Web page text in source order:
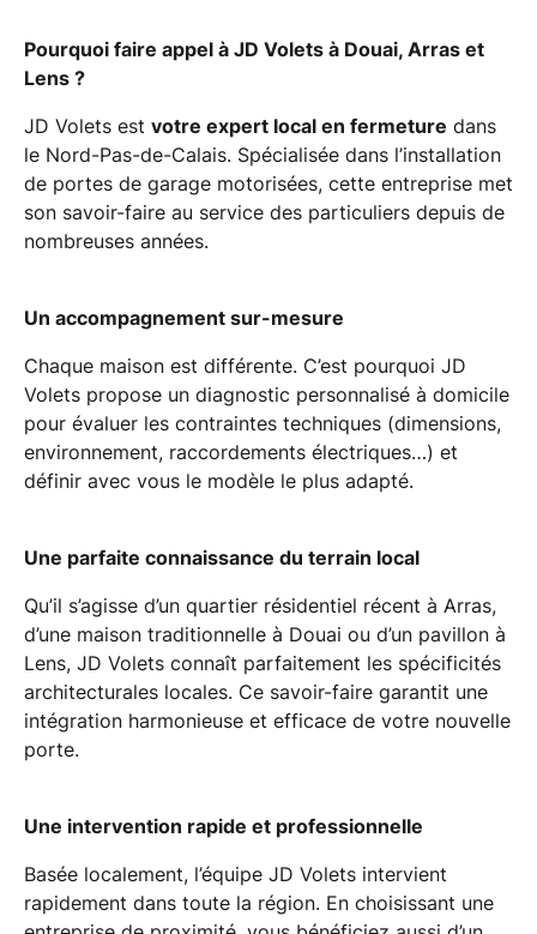
Pourquoi faire appel à JD Volets à Douai, Arras et
Lens ?
JD Volets est votre expert local en fermeture dans
le Nord-Pas-de-Calais. Spécialisée dans l’installation
de portes de garage motorisées, cette entreprise met
son savoir-faire au service des particuliers depuis de
nombreuses années.
Un accompagnement sur-mesure
Chaque maison est différente. C’est pourquoi JD
Volets propose un diagnostic personnalisé à domicile
pour évaluer les contraintes techniques (dimensions,
environnement, raccordements électriques…) et
définir avec vous le modèle le plus adapté.
Une parfaite connaissance du terrain local
Qu’il s’agisse d’un quartier résidentiel récent à Arras,
d’une maison traditionnelle à Douai ou d’un pavillon à
Lens, JD Volets connaît parfaitement les spécificités
architecturales locales. Ce savoir-faire garantit une
intégration harmonieuse et efficace de votre nouvelle
porte.
Une intervention rapide et professionnelle
Basée localement, l’équipe JD Volets intervient
rapidement dans toute la région. En choisissant une